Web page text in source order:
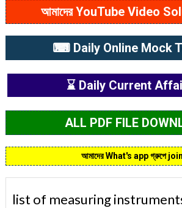
আমাদের YouTube Video
⌨ Daily Online Mock
⌛ Daily Current
ALL PDF FILE
আমাদের What's app গ্রুপে
list of measuring